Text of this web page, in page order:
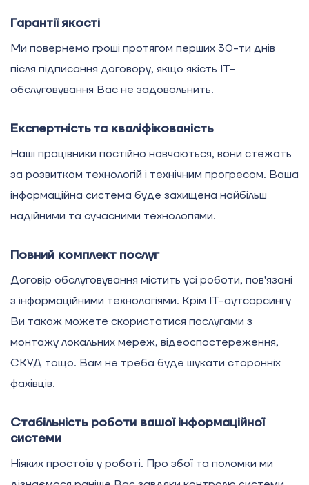
Гарантії якості
Ми повернемо гроші протягом перших 30-ти днів
після підписання договору, якщо якість ІТ-
обслуговування Вас не задовольнить.
Експертність та кваліфікованість
Наші працівники постійно навчаються, вони стежать
за розвитком технологій і технічним прогресом. Ваша
інформаційна система буде захищена найбільш
надійними та сучасними технологіями.
Повний комплект послуг
Договір обслуговування містить усі роботи, пов'язані
з інформаційними технологіями. Крім ІТ-аутсорсингу
Ви також можете скористатися послугами з
монтажу локальних мереж, відеоспостереження,
СКУД тощо. Вам не треба буде шукати сторонніх
фахівців.
Стабільність роботи вашої інформаційної
системи
Ніяких простоїв у роботі. Про збої та поломки ми